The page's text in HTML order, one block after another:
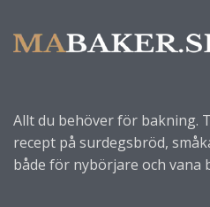
Allt du behöver för bakning.
recept på surdegsbröd,
både för nybörjare och vana